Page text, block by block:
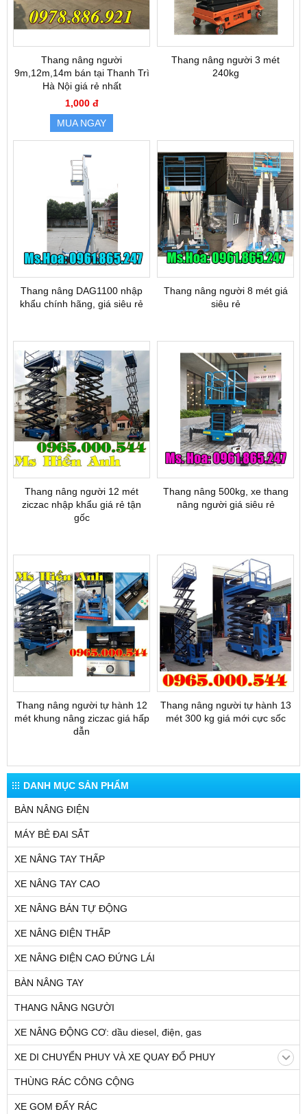
DANH MỤC SẢN PHẨM
BÀN NÂNG ĐIỆN
MÁY BẺ ĐAI SẮT
XE NÂNG TAY THẤP
XE NÂNG TAY CAO
XE NÂNG BÁN TỰ ĐỘNG
XE NÂNG ĐIỆN THẤP
XE NÂNG ĐIỆN CAO ĐỨNG LÁI
BÀN NÂNG TAY
THANG NÂNG NGƯỜI
XE NÂNG ĐỘNG CƠ: dầu diesel, điện, gas
XE DI CHUYỂN PHUY VÀ XE QUAY ĐỔ PHUY
THÙNG RÁC CÔNG CỘNG
XE GOM ĐẨY RÁC
Thang nâng người
9m,12m,14m bán tại Thanh Trì
Hà Nội giá rẻ nhất
1,000 đ
MUA NGAY
Thang nâng người 3 mét
240kg
Thang nâng DAG1100 nhập
khẩu chính hãng, giá siêu rẻ
Thang nâng người 8 mét giá
siêu rẻ
Thang nâng người 12 mét
ziczac nhập khẩu giá rẻ tận
gốc
Thang nâng 500kg, xe thang
nâng người giá siêu rẻ
Thang nâng người tự hành 12
mét khung nâng ziczac giá hấp
dẫn
Thang nâng người tự hành 13
mét 300 kg giá mới cực sốc